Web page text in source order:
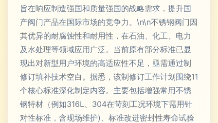
旨在响应制造强国和质量强国的战略需求，提升国
产阀门产品在国际市场的竞争力。\n\n不锈钢阀门因
其优异的耐腐蚀性和耐用性，在石油、化工、电力
及水处理等领域应用广泛。当前原有部分标准已显
现出对新型用户环境的高适应性不足，亟需通过制
修订填补技术空白。据悉，该制修订工作计划围绕11
个核心标准深化制定内容。主要包括增强常用不锈
钢特材（例如316L、304在苛刻工况环境下需用针
对性标准，含现场维护)、标准改进密封性寿命试验